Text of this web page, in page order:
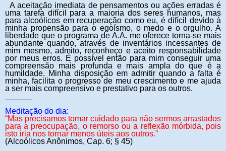
A aceitação imediata de pensamentos ou ações erradas é
uma tarefa difícil para a maioria dos seres humanos, mas
para alcoólicos em recuperação como eu, é difícil devido à
minha propensão para o egoísmo, o medo e o orgulho. A
liberdade que o programa de A.A. me oferece torna-se mais
abundante quando, através de inventários incessantes de
mim mesmo, admito, reconheço e aceito responsabilidade
por meus erros. É possível então para mim conseguir uma
compreensão mais profunda e mais ampla do que é a
humildade. Minha disposição em admitir quando a falta é
minha, facilita o progresso de meu crescimento e me ajuda
a ser mais compreensivo e prestativo para os outros.
Meditação do dia:
“Mas precisamos tomar cuidado para não sermos arrastados
para a preocupação, o remorso ou a reflexão mórbida, pois
isto iria nos tornar menos úteis aos outros.”
(Alcoólicos Anônimos, Cap. 6; § 45)